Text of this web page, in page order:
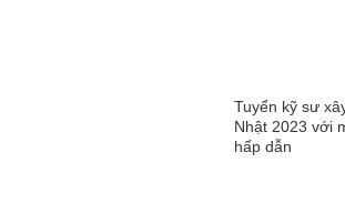
Tuyển kỹ sư
Nhật 2023 với
hấp dẫn